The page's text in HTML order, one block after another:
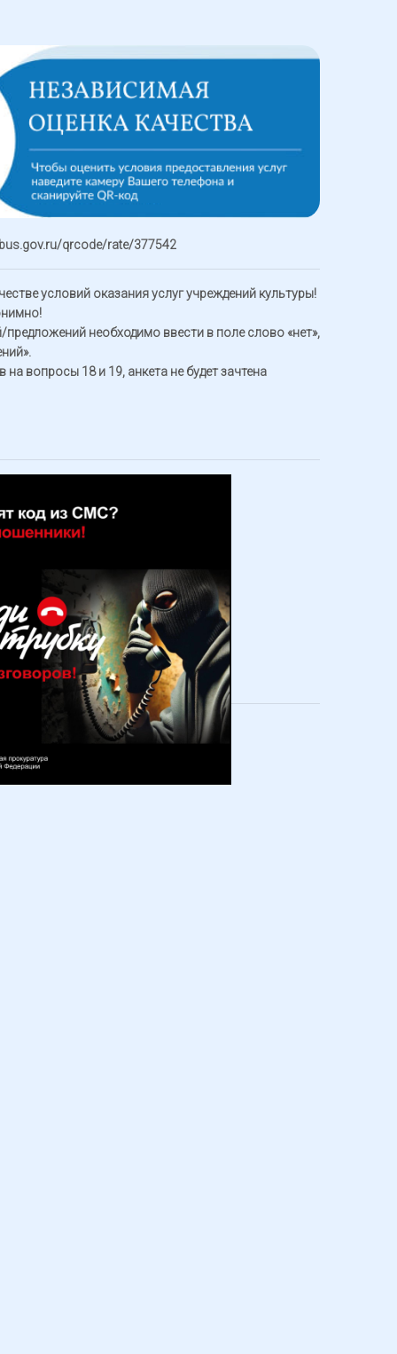
qrcode/rate/377542
условий оказания услуг учреждений культуры!
предложений необходимо ввести в поле слово «нет»,
на вопросы 18 и 19, анкета не будет зачтена